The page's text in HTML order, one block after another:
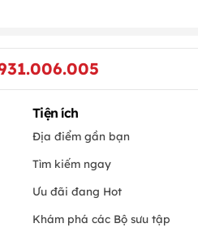
Tiện ích
Địa điểm gần bạn
Tìm kiếm ngay
Ưu đãi đang Hot
Khám phá các Bộ sưu tập